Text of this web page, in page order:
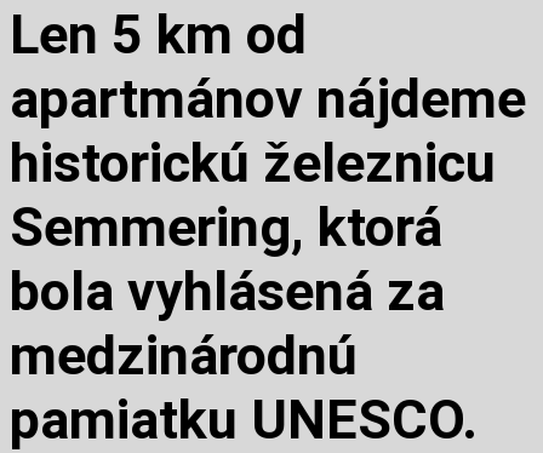
Len 5 km od
apartmánov nájdeme
historickú železnicu
Semmering, ktorá
bola vyhlásená za
medzinárodnú
pamiatku UNESCO.